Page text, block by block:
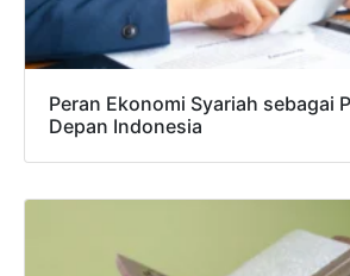
Peran Ekonomi Syariah sebagai
Depan Indonesia